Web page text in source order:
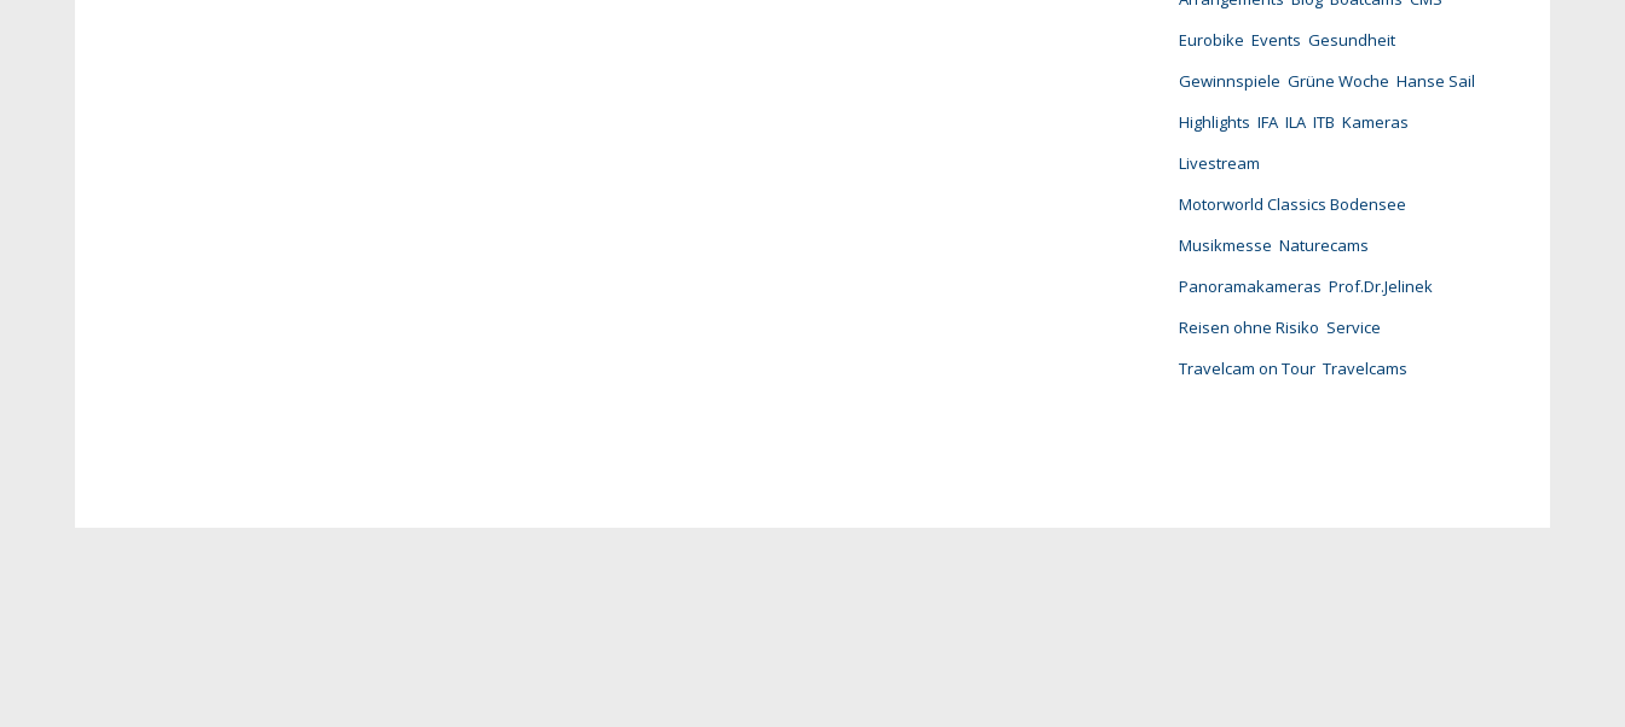
Eurobike Events Gesundheit
Gewinnspiele Grüne Woche Hanse Sail
Highlights IFA ILA ITB Kameras
Livestream
Motorworld Classics Bodensee
Musikmesse Naturecams
Panoramakameras Prof.Dr.Jelinek
Reisen ohne Risiko Service
Travelcam on Tour Travelcams